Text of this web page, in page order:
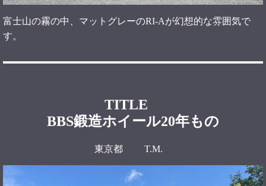
富士山の霧の中、マットグレーのRI-Aが幻想的な雰囲気で
す。
TITLE
BBS鍛造ホイール20年もの
東京都 T.M.